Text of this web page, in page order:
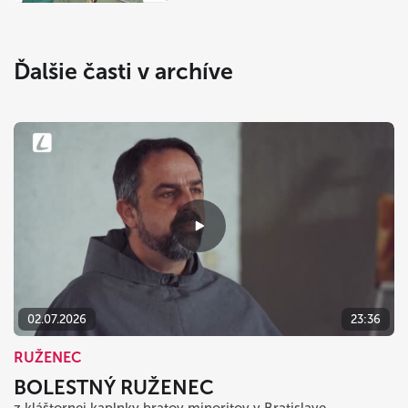
Ďalšie časti v archíve
02.07.2026 23:36
RUŽENEC
BOLESTNÝ RUŽENEC